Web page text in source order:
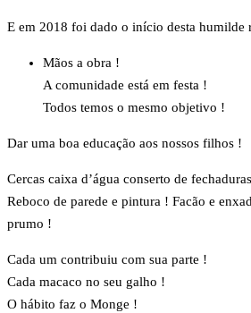
E em 2018 foi dado o início desta humilde
Mãos a obra !
A comunidade está em festa !
Todos temos o mesmo objetivo !
Dar uma boa educação aos nossos filhos !
Cercas caixa d’água conserto de
Reboco de parede e pintura ! Facão e
prumo !
Cada um contribuiu com sua parte !
Cada macaco no seu galho !
O hábito faz o Monge !